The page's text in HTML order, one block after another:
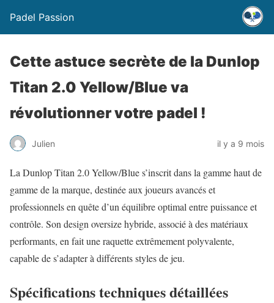
Padel Passion
Cette astuce secrète de la Dunlop
Titan 2.0 Yellow/Blue va
révolutionner votre padel !
Julien il y a 9 mois
La Dunlop Titan 2.0 Yellow/Blue s’inscrit dans la gamme haut de
gamme de la marque, destinée aux joueurs avancés et
professionnels en quête d’un équilibre optimal entre puissance et
contrôle. Son design oversize hybride, associé à des matériaux
performants, en fait une raquette extrêmement polyvalente,
capable de s’adapter à différents styles de jeu.
Spécifications techniques détaillées